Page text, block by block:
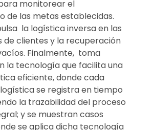
monitorear el
de las metas establecidas.
la logística inversa en las
de clientes y la recuperación
Finalmente, toma
la tecnología que facilita una
eficiente, donde cada
se registra en tiempo
la trazabilidad del proceso
y se muestran casos
se aplica dicha tecnología